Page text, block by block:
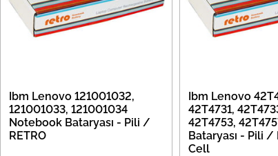
Ibm Lenovo 121001032,
121001033, 121001034
Notebook Bataryası - Pili /
RETRO
Ibm Lenovo
42T4731,
42T4753,
Bataryası - Pili /
Cell